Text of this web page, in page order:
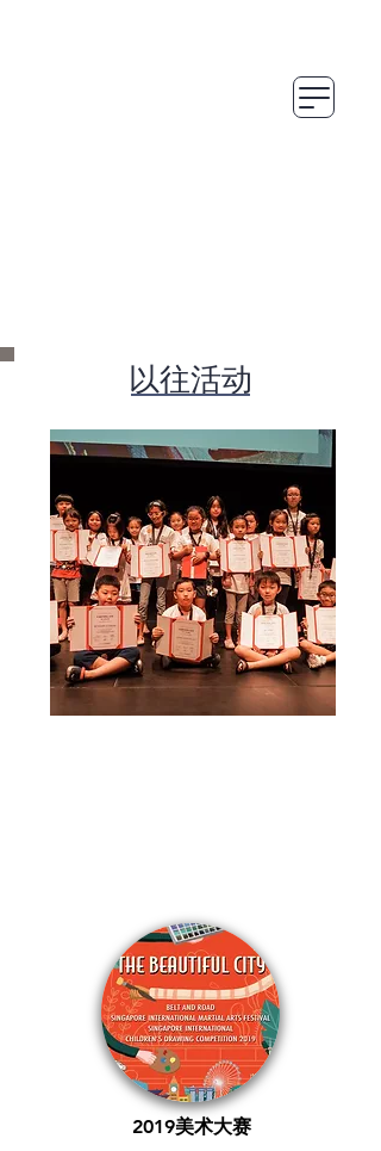
以往活动
新艺协曾与不同的艺术团体、商业及慈善
机构合作举办多项文化艺术类活动，包括
美术大赛、艺术展览及工作坊等；同时也
积极与本地艺术家和艺术教育工作者密切
合作。
2019美术大赛